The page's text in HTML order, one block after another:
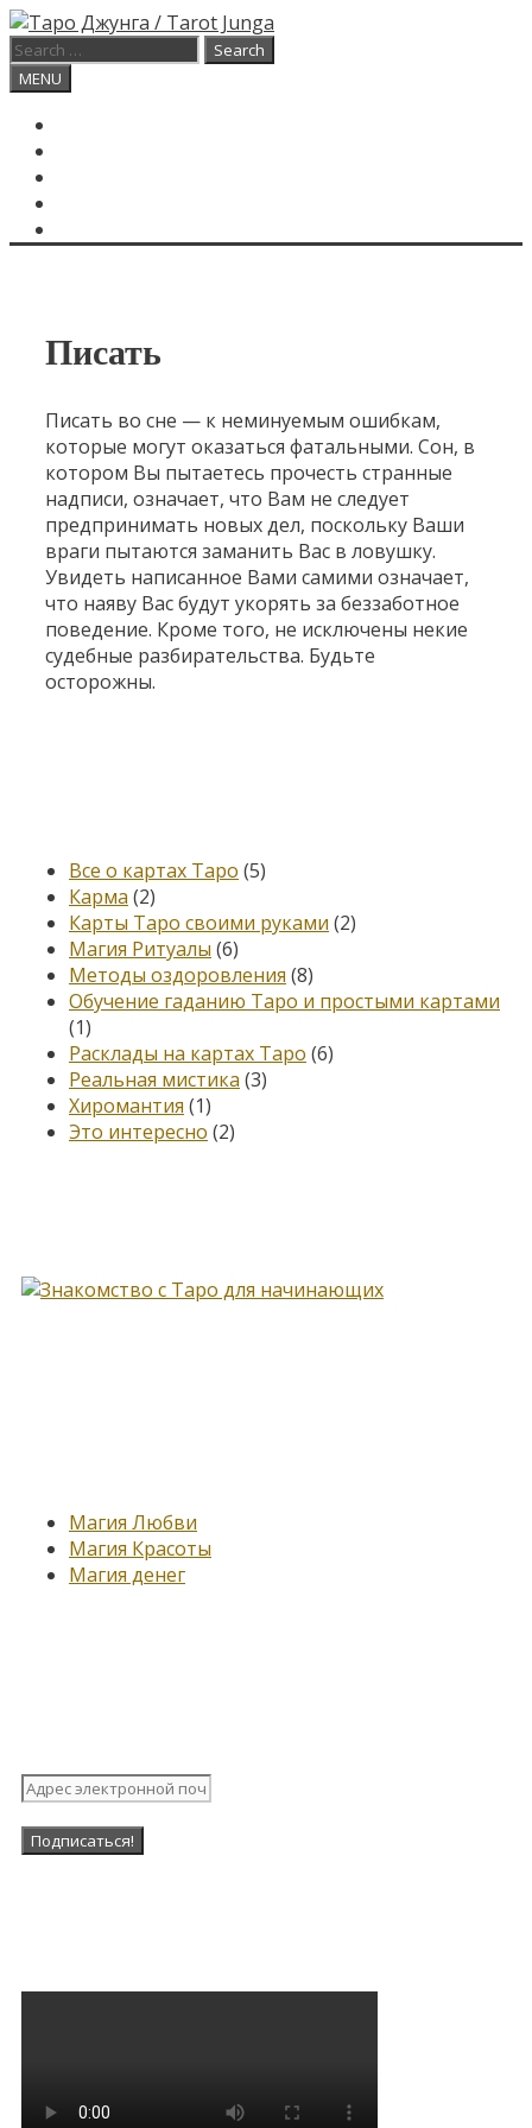
Skip
to
content
Search
for:
Search
MENU
Писать
Писать во сне — к неминуемым ошибкам,
которые могут оказаться фатальными. Сон, в
котором Вы пытаетесь прочесть странные
надписи, означает, что Вам не следует
предпринимать новых дел, поскольку Ваши
враги пытаются заманить Вас в ловушку.
Увидеть написанное Вами самими означает,
что наяву Вас будут укорять за беззаботное
поведение. Кроме того, не исключены некие
судебные разбирательства. Будьте
осторожны.
Все о картах Таро (5)
Карма (2)
Карты Таро своими руками (2)
Магия Ритуалы (6)
Методы оздоровления (8)
Обучение гаданию Таро и простыми картами
(1)
Расклады на картах Таро (6)
Реальная мистика (3)
Хиромантия (1)
Это интересно (2)
Магия Любви
Магия Красоты
Магия денег